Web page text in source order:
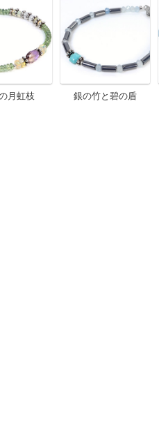
月虹枝 銀の竹と碧の盾